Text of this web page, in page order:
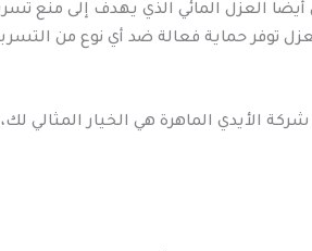
العزل المائي الذي يهدف إلى منع
توفر حماية فعالة ضد أي نوع من
الماهرة هي الخيار المثالي